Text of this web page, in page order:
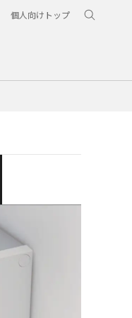
個人向けトップ